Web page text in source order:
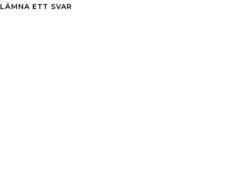
LÄMNA ETT SVAR